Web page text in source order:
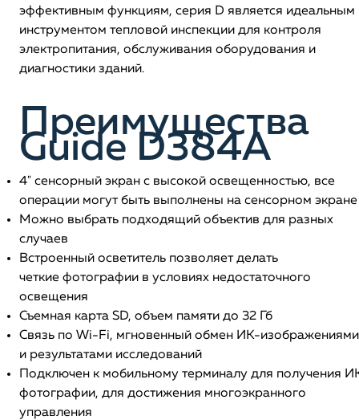
эффективным функциям, серия D является идеальным
инструментом тепловой инспекции для контроля
электропитания, обслуживания оборудования и
диагностики зданий.
Преимущества
Guide D384A
4" сенсорный экран с высокой освещенностью, все
операции могут быть выполнены на сенсорном экране
Можно выбрать подходящий объектив для разных
случаев
Встроенный осветитель позволяет делать
четкие фотографии в условиях недостаточного
освещения
Съемная карта SD, объем памяти до 32 Гб
Связь по Wi-Fi, мгновенный обмен ИК-изображениями
и результатами исследований
Подключен к мобильному терминалу для получения
фотографии, для достижения многоэкранного
управления